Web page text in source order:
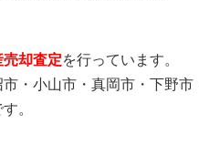
却査定を行っています。
・小山市・真岡市・下野市
。